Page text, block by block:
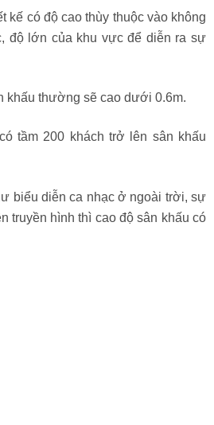
cao sân khấu sao cho
độ lớn của khu vực để diễn ra sự
khấu thường sẽ cao dưới 0.6m.
tầm 200 khách trở lên sân khấu